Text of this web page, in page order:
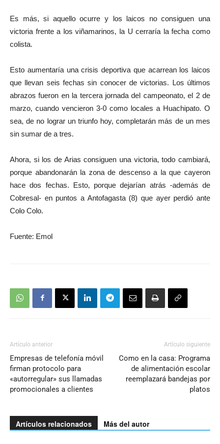
Es más, si aquello ocurre y los laicos no consiguen una
victoria frente a los viñamarinos, la U cerraría la fecha como
colista.
Esto aumentaría una crisis deportiva que acarrean los laicos
que llevan seis fechas sin conocer de victorias. Los últimos
abrazos fueron en la tercera jornada del campeonato, el 2 de
marzo, cuando vencieron 3-0 como locales a Huachipato. O
sea, de no lograr un triunfo hoy, completarán más de un mes
sin sumar de a tres.
Ahora, si los de Arias consiguen una victoria, todo cambiará,
porque abandonarán la zona de descenso a la que cayeron
hace dos fechas. Esto, porque dejarían atrás -además de
Cobresal- en puntos a Antofagasta (8) que ayer perdió ante
Colo Colo.
Fuente: Emol
Artículo anterior
Empresas de telefonía móvil
firman protocolo para
«autorregular» sus llamadas
promocionales a clientes
Artículo siguiente
Como en la casa: Programa
de alimentación escolar
reemplazará bandejas por
platos
Artículos relacionados Más del autor